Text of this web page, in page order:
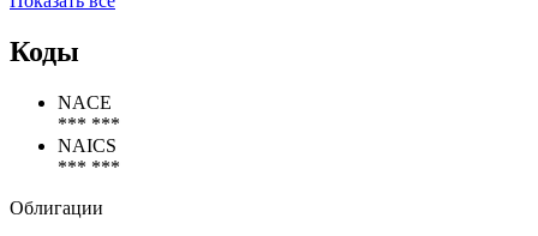
Коды
NACE
*** ***
NAICS
*** ***
Облигации